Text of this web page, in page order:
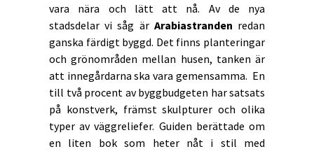
vara nära och lätt att nå. Av de nya
stadsdelar vi såg är Arabiastranden redan
ganska färdigt byggd. Det finns planteringar
och grönområden mellan husen, tanken är
att innegårdarna ska vara gemensamma. En
till två procent av byggbudgeten har satsats
på konstverk, främst skulpturer och olika
typer av väggreliefer. Guiden berättade om
en liten bok som heter nåt i stil med